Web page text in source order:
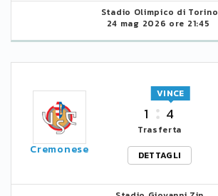
Stadio Olimpico di Torino
24 mag 2026 ore 21:45
Cremonese
1 4
VINCE
Trasferta
DETTAGLI